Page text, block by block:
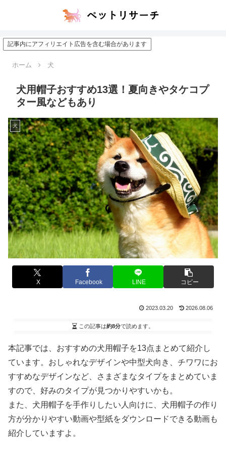
記事内にアフィリエイト広告を含む場合があります
ホーム 犬
犬用帽子おすすめ13選！夏向きやタケコプ
ター風などもあり
犬
X Facebook LINE コピー
2023.03.20 2026.08.06
この記事は約8分で読めます。
本記事では、おすすめの犬用帽子を13点まとめて紹介し
ています。おしゃれなデザインや中型犬向き、チワワにお
すすめなデザインなど、さまざまなタイプをまとめていま
すので、好みのタイプが見つかりやすいかも。
また、犬用帽子を手作りしたい人向けに、犬用帽子の作り
方が分かりやすい動画や型紙をダウンロードできる動画も
紹介していますよ。